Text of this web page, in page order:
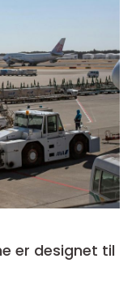
er designet til